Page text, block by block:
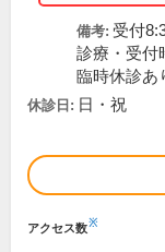
備考: 受付
診療・受付
臨時休診あ
休診日: 日・祝
アクセス数※